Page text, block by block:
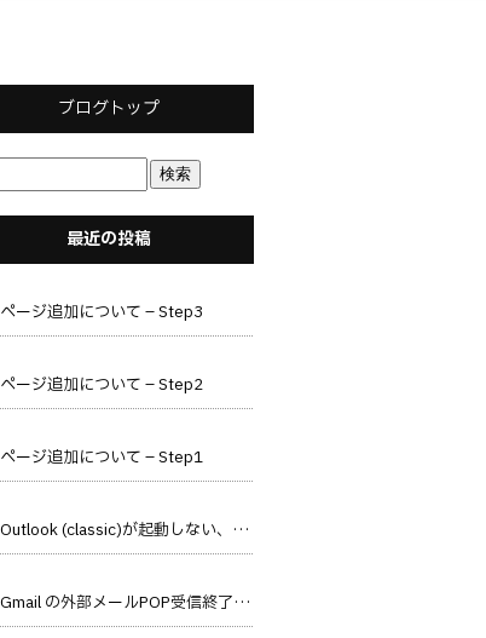
ブログトップ
最近の投稿
ページ追加について – Step3
ページ追加について – Step2
ページ追加について – Step1
Outlook (classic)が起動しない、フリーズする不具合が発生しています
Gmail の外部メールPOP受信終了のお知らせ